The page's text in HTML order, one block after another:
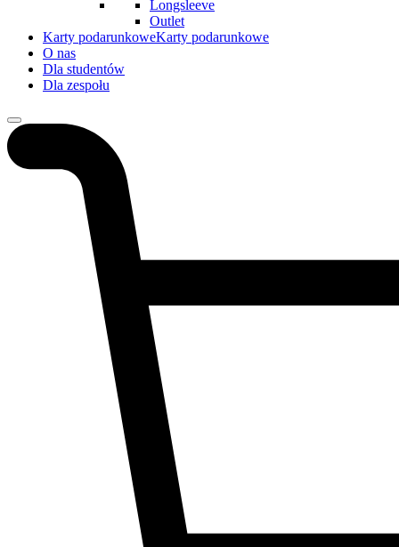
Longsleeve
Outlet
Karty podarunkoweKarty podarunkowe
O nas
Dla studentów
Dla zespołu